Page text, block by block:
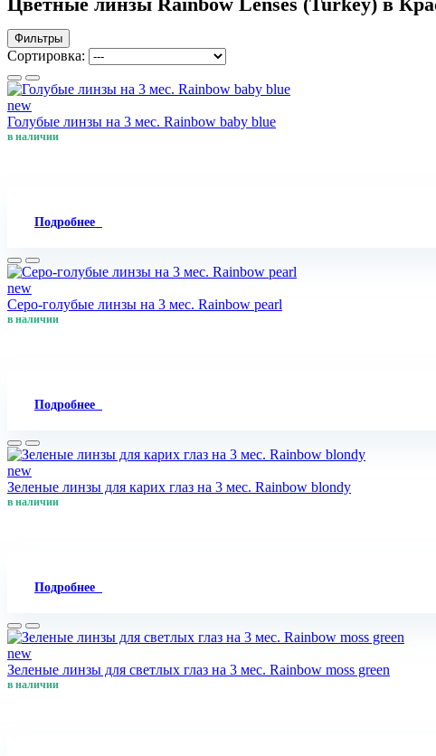
Фильтры
Сортировка:
new
Голубые линзы на 3 мес. Rainbow baby blue
в наличии
Подробнее
new
Серо-голубые линзы на 3 мес. Rainbow pearl
в наличии
Подробнее
new
Зеленые линзы для карих глаз на 3 мес. Rainbow blondy
в наличии
Подробнее
new
Зеленые линзы для светлых глаз на 3 мес. Rainbow moss green
в наличии